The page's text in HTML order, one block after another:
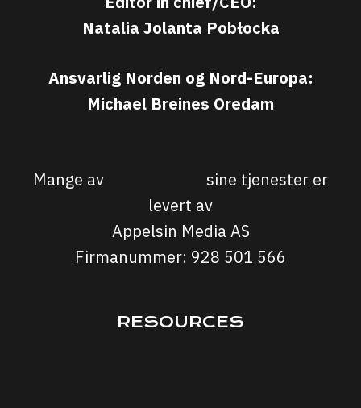
Natalia Jolanta Pobłocka
Ansvarlig Norden og Nord-Europa:
Michael Breines Oredam
Mange av
sine tjenester er
levert av
Appelsin Media AS
Firmanummer: 928 501 566
RESOURCES